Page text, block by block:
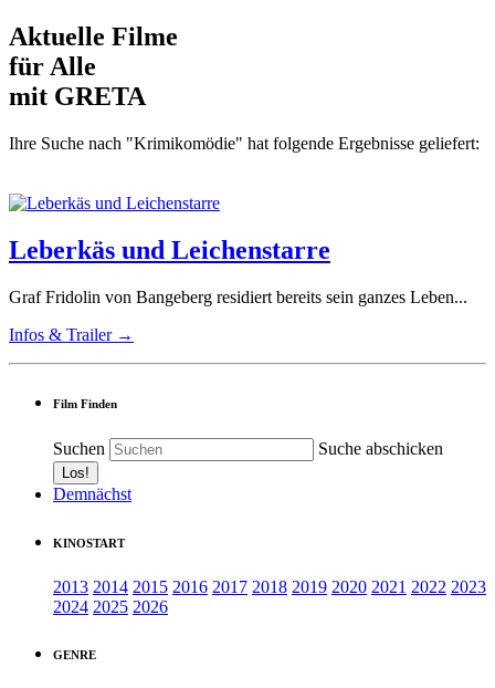
Aktuelle Filme
für Alle
mit GRETA
Ihre Suche nach "Krimikomödie" hat folgende Ergebnisse geliefert:
Leberkäs und Leichenstarre
Graf Fridolin von Bangeberg residiert bereits sein ganzes Leben...
Infos & Trailer →
Film Finden
Suchen Suche abschicken
Demnächst
KINOSTART
2013 2014 2015 2016 2017 2018 2019 2020 2021 2022 2023
2024 2025 2026
GENRE